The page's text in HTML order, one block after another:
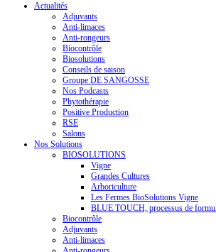
Actualités
Adjuvants
Anti-limaces
Anti-rongeurs
Biocontrôle
Biosolutions
Conseils de saison
Groupe DE SANGOSSE
Nos Podcasts
Phytothérapie
Positive Production
RSE
Salons
Nos Solutions
BIOSOLUTIONS
Vigne
Grandes Cultures
Arboriculture
Les Fermes BioSolutions Vigne
BLUE TOUCH, processus de
Biocontrôle
Adjuvants
Anti-limaces